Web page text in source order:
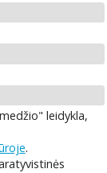
leidykla,
.